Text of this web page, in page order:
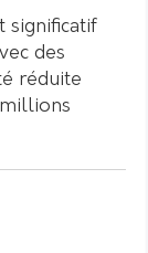
significatif
des
réduite